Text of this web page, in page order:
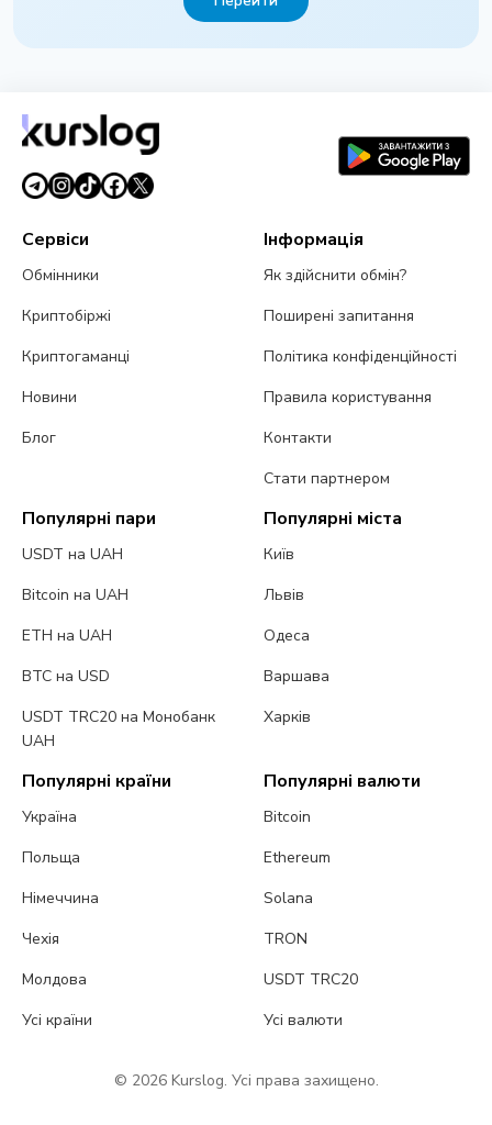
Сервіси
Обмінники
Криптобіржі
Криптогаманці
Новини
Блог
Інформація
Як здійснити обмін?
Поширені запитання
Політика конфіденційності
Правила користування
Контакти
Стати партнером
Популярні пари
USDT на UAH
Bitcoin на UAH
ETH на UAH
BTC на USD
USDT TRC20 на Монобанк
UAH
Популярні міста
Київ
Львів
Одеса
Варшава
Харків
Популярні країни
Україна
Польща
Німеччина
Чехія
Молдова
Усі країни
Популярні валюти
Bitcoin
Ethereum
Solana
TRON
USDT TRC20
Усі валюти
© 2026 Kurslog. Усі права захищено.